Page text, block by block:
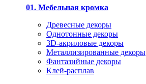
01. Мебельная кромка
Древесные декоры
Однотонные декоры
3D-акриловые декоры
Металлизированные декоры
Фантазийные декоры
Клей-расплав